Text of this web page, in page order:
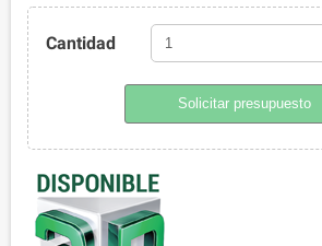
Cantidad
Solicitar presupuesto